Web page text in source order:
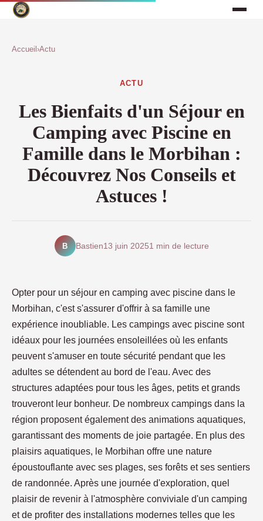
Accueil ›Actu
ACTU
Les Bienfaits d'un Séjour en
Camping avec Piscine en
Famille dans le Morbihan :
Découvrez Nos Conseils et
Astuces !
B Bastien13 juin 20251 min de lecture
Opter pour un séjour en camping avec piscine dans le
Morbihan, c'est s'assurer d'offrir à sa famille une
expérience inoubliable. Les campings avec piscine sont
idéaux pour les journées ensoleillées où les enfants
peuvent s'amuser en toute sécurité pendant que les
adultes se détendent au bord de l'eau. Avec des
structures adaptées pour tous les âges, petits et grands
trouveront leur bonheur. De nombreux campings dans la
région proposent également des animations aquatiques,
garantissant des moments de joie partagée. En plus des
plaisirs aquatiques, le Morbihan offre une nature
époustouflante avec ses plages, ses forêts et ses sentiers
de randonnée. Après une journée d'exploration, quel
plaisir de revenir à l'atmosphère conviviale d'un camping
et de profiter des installations modernes telles que les